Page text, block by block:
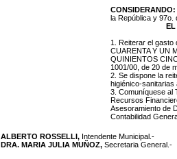
CONSIDERANDO:
la República y 97o.
EL
1. Reiterar el gasto
CUARENTA Y UN
QUINIENTOS
1001/00, de 20 de
2. Se dispone la
higiénico-sanitarias
3. Comuníquese al
Recursos
Asesoramiento de
Contabilidad
ALBERTO ROSSELLI, Intendente Municipal.-
DRA. MARIA JULIA MUÑOZ, Secretaria General.-